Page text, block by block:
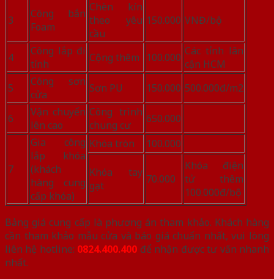
3
Công bắn
Foam
Chèn kín
theo yêu
cầu
150.000 VNĐ/bộ
4
Công lắp đi
tỉnh
Cộng thêm 100.000 Các tỉnh lân
cận HCM
5
Công sơn
cửa
Sơn PU 150.000 500.000đ/m2
6
Vận chuyển
lên cao
Công trình
chung cư
650.000
7
Gia công
lắp khóa
(khách
hàng cung
cấp khóa)
Khóa tròn 100.000
Khóa tay
gạt
70.000
Khóa điện
tử thêm
100.000đ/bộ
Bảng giá cung cấp là phương án tham khảo. Khách hàng
cần tham khảo mẫu cửa và báo giá chuẩn nhất, vui lòng
liên hệ hotline: 0824.400.400 để nhận được tư vấn nhanh
nhất.